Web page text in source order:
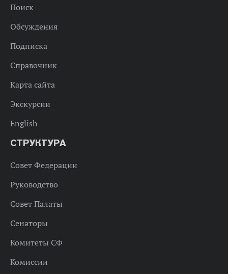
Поиск
Обсуждения
Подписка
Справочник
Карта сайта
Экскурсии
English
СТРУКТУРА
Совет Федерации
Руководство
Совет Палаты
Сенаторы
Комитеты СФ
Комиссии